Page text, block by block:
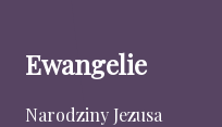
Ewangelie
Narodziny Jezusa